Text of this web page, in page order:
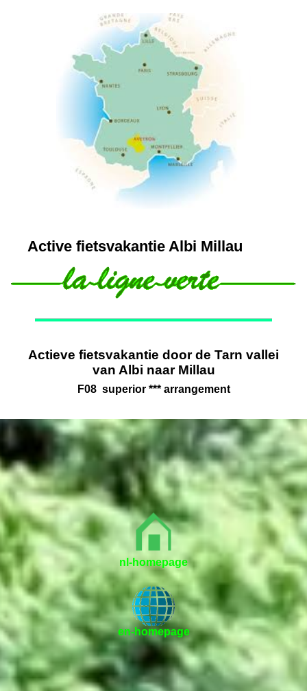
Active fietsvakantie Albi Millau
Actieve fietsvakantie door de Tarn vallei
van Albi naar Millau
F08 superior *** arrangement
nl-homepage
en-homepage